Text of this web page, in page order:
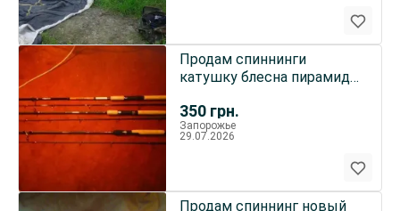
350 грн.
Продам спиннинги
катушку блесна пирамида
Запорожье
29.07.2026
Продам спиннинг новый